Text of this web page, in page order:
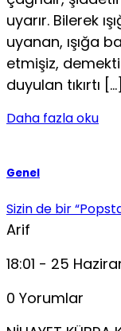
uyarır. Bilerek
uyanan, ışığa
etmişiz,
duyulan tıkırtı […]
Daha fazla oku
Genel
Sizin de bir
Arif
18:01 - 25
0 Yorumlar